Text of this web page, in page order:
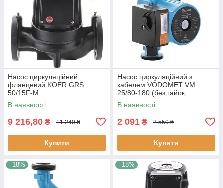
Насос циркуляційний
фланцевий KOER GRS
50/15F-M
В наявності
9 216,80 ₴ 11 240 ₴
Купити
Насос циркуляційний з
кабелем VODOMET VM
25/80-180 (без гайок,
обмотка-мідь)
В наявності
2 091 ₴ 2 550 ₴
Купити
–18% –18%